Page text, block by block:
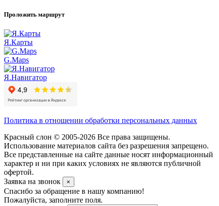
Проложить маршрут
Я.Карты
G.Maps
Я.Навигатор
Политика в отношении обработки персональных данных
Красный слон © 2005-2026 Все права защищены.
Использование материалов сайта без разрешения запрещено.
Все представленные на сайте данные носят информационный
характер и ни при каких условиях не являются публичной
офертой.
Заявка на звонок
×
Спасибо за обращение в нашу компанию!
Пожалуйста, заполните поля.